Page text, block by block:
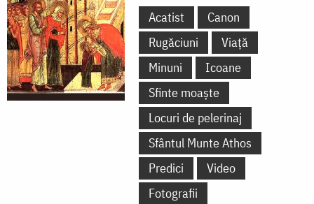
Acatist
Canon
Rugăciuni
Viață
Minuni
Icoane
Sfinte moaște
Locuri de pelerinaj
Sfântul Munte Athos
Predici
Video
Fotografii